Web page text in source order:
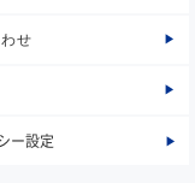
せ
ー設定